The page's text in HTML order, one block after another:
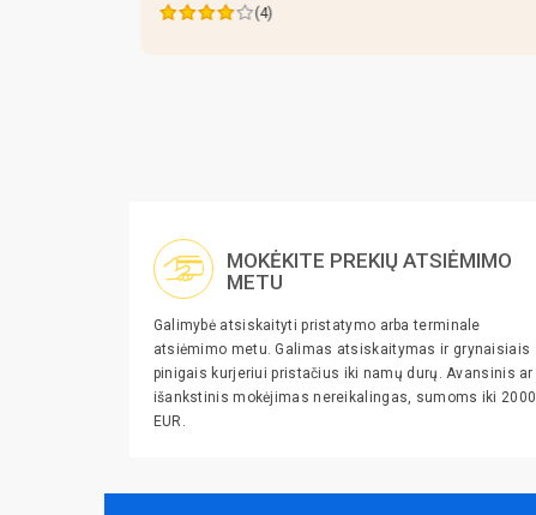
(4)
MOKĖKITE PREKIŲ ATSIĖMIMO
METU
Galimybė atsiskaityti pristatymo arba terminale
atsiėmimo metu. Galimas atsiskaitymas ir grynaisiais
pinigais kurjeriui pristačius iki namų durų. Avansinis ar
išankstinis mokėjimas nereikalingas, sumoms iki 2000
EUR.